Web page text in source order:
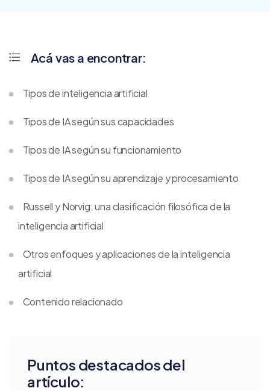
Puntos destacados del
artículo:
Acá vas a encontrar:
Tipos de inteligencia artificial
Tipos de IA según sus capacidades
Tipos de IA según su funcionamiento
Tipos de IA según su aprendizaje y procesamiento
Russell y Norvig: una clasificación filosófica de la
inteligencia artificial
Otros enfoques y aplicaciones de la inteligencia
artificial
Contenido relacionado